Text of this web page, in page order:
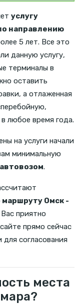
услугу
направлению
5 лет. Все это
данную услугу,
терминалы в
оставить
а отлаженная
любое время года.
на услуги начали
минимальную
.
Омск -
приятно
прямо сейчас
согласования
места